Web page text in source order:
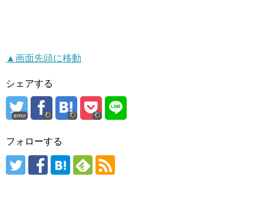
▲画面先頭に移動
シェアする
error
フォローする